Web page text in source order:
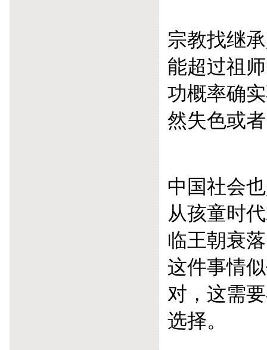
宗教找继
能超过祖
功概率确
然失色或
中国社会
从孩童时
临王朝衰
这件事情
对，这需
选择。